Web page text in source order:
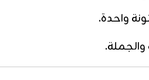
واحدة.